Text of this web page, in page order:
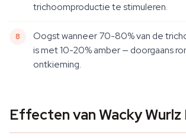
trichoomproductie te stimuleren.
Oogst wanneer 70-80% van de
is met 10-20% amber — doorgaans
ontkieming.
Effecten van Wacky Wurlz